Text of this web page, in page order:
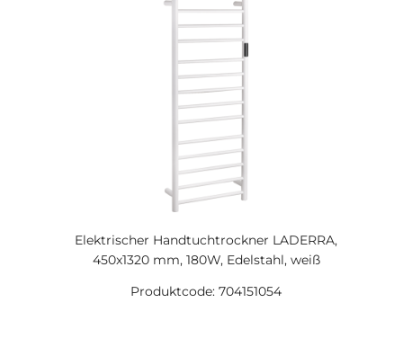
Elektrischer Handtuchtrockner LADERRA,
450x1320 mm, 180W, Edelstahl, weiß
Produktcode: 704151054